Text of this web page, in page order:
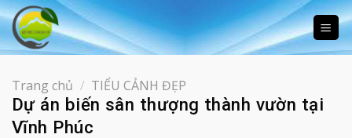
Skip
to
content
Trang chủ / TIỂU CẢNH ĐẸP
Dự án biến sân thượng thành vườn tại
Vĩnh Phúc